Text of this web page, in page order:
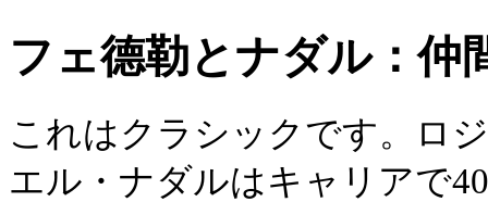
フェ德勒とナダル：仲
これはクラシックです。ロ
エル・ナダルはキャリアで